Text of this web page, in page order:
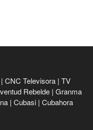
| CNC Televisora | TV
Rebelde | Granma
| Cubasi | Cubahora